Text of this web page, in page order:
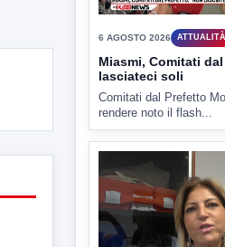
6 AGOSTO 2026 ATTUALITÀ
Miasmi, Comitati dal
lasciateci soli
Comitati dal Prefetto
rendere noto il flash...